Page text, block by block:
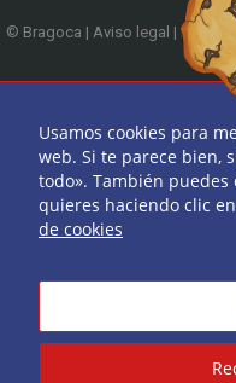
© Bragoca | Aviso legal | Política
|
Usamos cookies para
web. Si te parece bien,
todo». También
quieres haciendo clic
de cookies